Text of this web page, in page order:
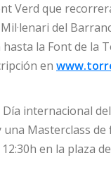
Verd que
del
la Font de la
en
internacional
una Masterclass de
en la plaza